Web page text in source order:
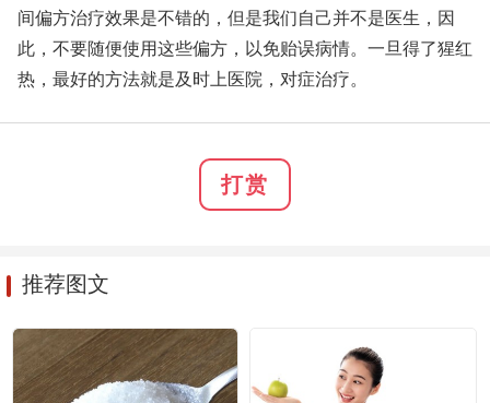
间偏方治疗效果是不错的，但是我们自己并不是医生，因
此，不要随便使用这些偏方，以免贻误病情。一旦得了猩红
热，最好的方法就是及时上医院，对症治疗。
打赏
推荐图文